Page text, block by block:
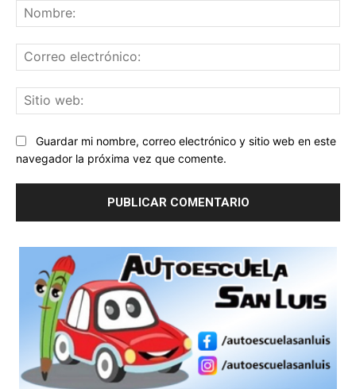
Guardar mi nombre, correo electrónico y sitio web en este
navegador la próxima vez que comente.